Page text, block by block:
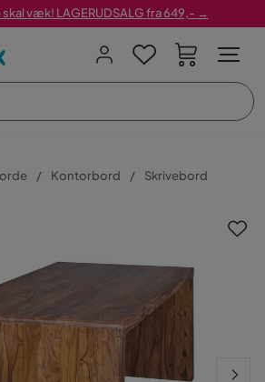
væk! LAGERUDSALG fra 649,- →
Kontorbord Skrivebord